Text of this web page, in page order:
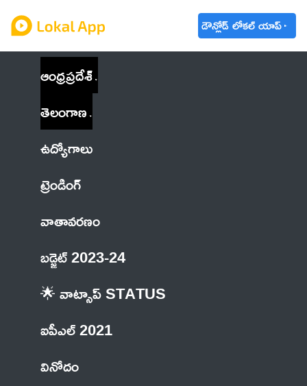
డౌన్లోడ్ లోకల్ యాప్
ఆంధ్రప్రదేశ్
తెలంగాణ
ఉద్యోగాలు
ట్రెండింగ్
వాతావరణం
బడ్జెట్ 2023-24
🌟 వాట్సాప్ STATUS
ఐపీఎల్ 2021
వినోదం